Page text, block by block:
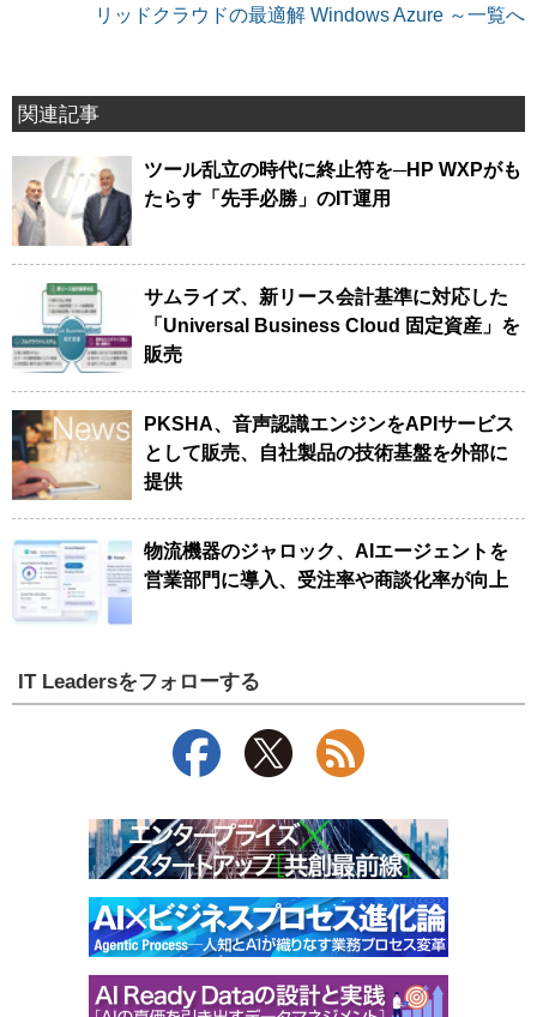
リッドクラウドの最適解 Windows Azure ～一覧へ
関連記事
ツール乱立の時代に終止符を─HP WXPがも
たらす「先手必勝」のIT運用
サムライズ、新リース会計基準に対応した
「Universal Business Cloud 固定資産」を
販売
PKSHA、音声認識エンジンをAPIサービス
として販売、自社製品の技術基盤を外部に
提供
物流機器のジャロック、AIエージェントを
営業部門に導入、受注率や商談化率が向上
IT Leadersをフォローする